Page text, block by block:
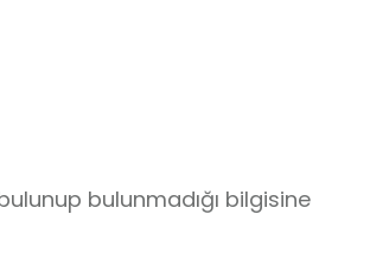
bulunmadığı bilgisine